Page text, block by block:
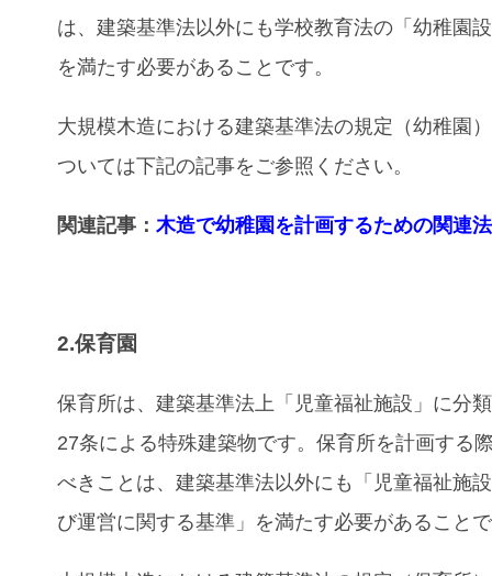
は、建築基準法以外にも学校教育法の「幼稚園
を満たす必要があることです。
大規模木造における建築基準法の規定（幼稚園
ついては下記の記事をご参照ください。
関連記事：木造で幼稚園を計画するための関連
2.保育園
保育所は、建築基準法上「児童福祉施設」に分
27条による特殊建築物です。保育所を計画する
べきことは、建築基準法以外にも「児童福祉施
び運営に関する基準」を満たす必要があること